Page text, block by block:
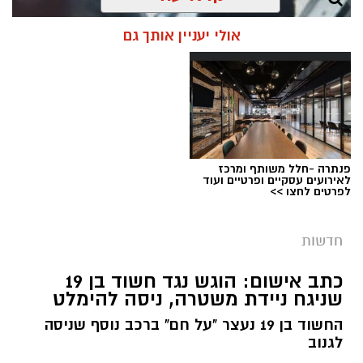
צילום: דוברות המשטרה
תגים:רצח עובד זר בשכונת קטמון
בתאריך 23 ביולי הוזעקו כוחות משטרה לדירה
אולי יעניין אותך גם
פנתרה -חלל משותף ומרכז
לאירועים עסקיים ופרטיים ועוד
לפרטים לחצו >>
חדשות
כתב אישום: הוגש נגד חשוד בן 19
שניגח ניידת משטרה, ניסה להימלט
החשוד בן 19 נעצר "על חם" ברכב נוסף שניסה
לגנוב